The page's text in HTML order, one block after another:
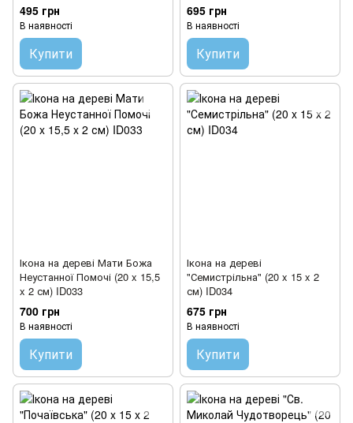
495 грн
В наявності
Купити
695 грн
В наявності
Купити
Ікона на дереві Мати Божа
Неустанної Помочі (20 x 15,5
x 2 см) ID033
700 грн
В наявності
Купити
Ікона на дереві
"Семистрільна" (20 x 15 x 2
см) ID034
675 грн
В наявності
Купити